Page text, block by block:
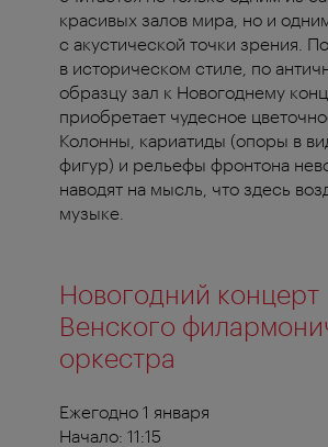
красивых залов мира, но и
с акустической точки зрения.
в историческом стиле, по
образцу зал к Новогоднему
приобретает чудесное
Колонны, кариатиды (опоры в
фигур) и рельефы фронтона
наводят на мысль, что здесь
музыке.
Новогодний концерт
Венского
оркестра
Ежегодно 1 января
Начало: 11:15